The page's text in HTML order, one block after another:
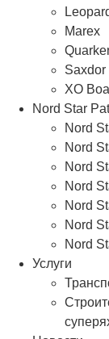
Marex
Saxdor
XO
Nord Star
Nord
Nord
Nord
Nord
Nord
Nord
Nord
Услуги